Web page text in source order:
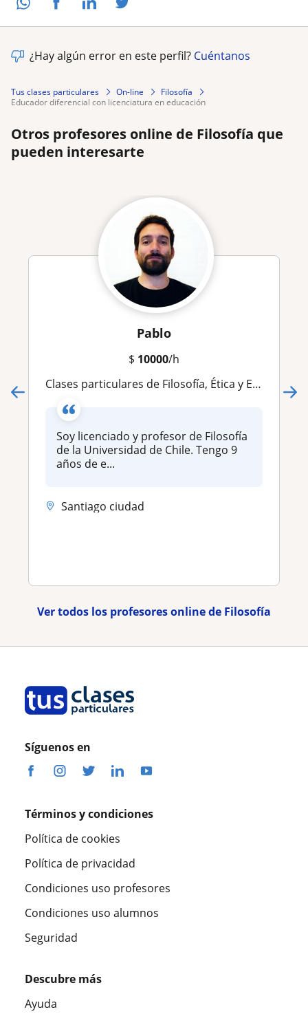
¿Hay algún error en este perfil? Cuéntanos
Tus clases particulares On-line
Filosofía
educador diferencial con licenciatura en educación
Otros profesores online de Filosofía que
pueden interesarte
Pablo
$ 10000/h
Clases particulares de Filosofía, Ética y Educación Emocional
Soy licenciado y profesor de Filosofía
de la Universidad de Chile. Tengo 9
años de e...
Santiago ciudad
Ver todos los profesores online de Filosofía
Síguenos en
Términos y condiciones
Política de cookies
Política de privacidad
Condiciones uso profesores
Condiciones uso alumnos
Seguridad
Descubre más
Ayuda